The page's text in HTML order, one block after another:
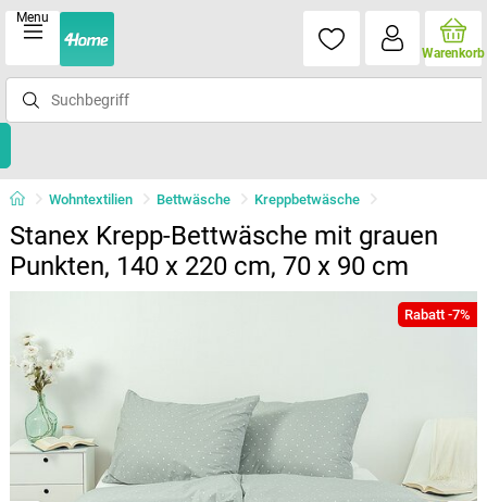
Menu
Warenkorb
Wohntextilien Bettwäsche Kreppbetwäsche
Stanex Krepp-Bettwäsche mit grauen
Punkten, 140 x 220 cm, 70 x 90 cm
Rabatt -7%